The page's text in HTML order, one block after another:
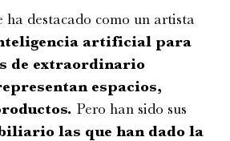
ha destacado como un artista
artificial para
de extraordinario
espacios,
Pero han sido sus
las que han dado la